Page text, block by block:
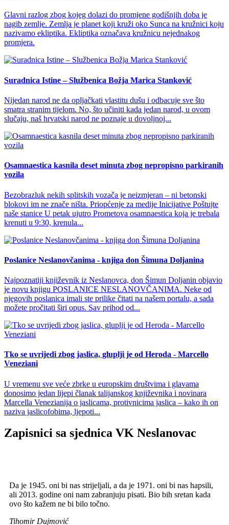
Glavni razlog zbog kojeg dolazi do promjene godišnjih doba je
nagib zemlje. Zemlja je planet koji kruži oko Sunca na kružnici koju
nazivamo ekliptika. Ekliptika označava kružnicu nejednakog
promjera.
Suradnica Istine – Službenica Božja Marica Stanković
Nijedan narod ne da opljačkati vlastitu dušu i odbacuje sve što
smatra stranim tijelom. No, što učiniti kada jedan narod, u ovom
slučaju, naš hrvatski narod ne poznaje u dovoljnoj...
Osamnaestica kasnila deset minuta zbog nepropisno parkiranih
vozila
Bezobrazluk nekih splitskih vozača je neizmjeran – ni betonski
blokovi im ne znače ništa. Priopćenje za medije Inicijative Poštujte
naše stanice U petak ujutro Prometova osamnaestica koja je trebala
krenuti u 9:30, krenula...
Poslanice Neslanovčanima - knjiga don Šimuna Doljanina
Najpoznatiji književnik iz Neslanovca, don Šimun Doljanin objavio
je novu knjigu POSLANICE NESLANOVČANIMA. Neke od
njegovih poslanica imali ste prilike čitati na našem portalu, a sada
možete pročitati širi opus. Sav prihod od...
Tko se uvrijedi zbog jaslica, gluplji je od Heroda - Marcello
Veneziani
U vremenu sve veće zbrke u europskim društvima i glavama
donosimo jedan lijepi članak talijanskog književnika i novinara
Marcella Venezianija o jaslicama, protivnicima jaslica – kako ih on
naziva jaslicofobima, ljepoti...
Zapisnici sa sjednica VK Neslanovac
Da je 1945. oni bi nas strijeljali, a da je 1971. oni bi nas hapsili,
ali 2013. godine oni nam zabranjuju pisati. Bio bih sretan kada
ovo što kažem ne bi bilo točno.
Tihomir Dujmović